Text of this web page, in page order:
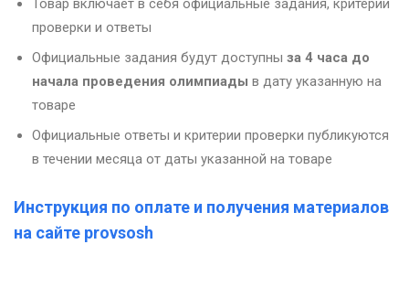
проверки и ответы
Официальные задания будут доступны за 4 часа до
начала проведения олимпиады в дату указанную на
товаре
Официальные ответы и критерии проверки публикуются
в течении месяца от даты указанной на товаре
Инструкция по оплате и получения материалов
на сайте provsosh